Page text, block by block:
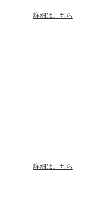
詳細はこちら
詳細はこちら